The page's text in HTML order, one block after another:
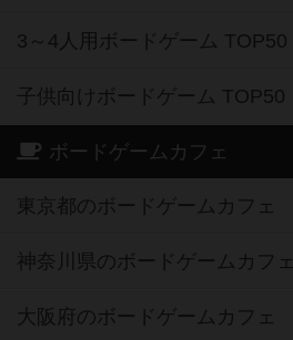
3～4人用ボードゲーム TOP50
子供向けボードゲーム TOP50
ボードゲームカフェ
東京都のボードゲームカフェ
神奈川県のボードゲームカフェ
大阪府のボードゲームカフェ